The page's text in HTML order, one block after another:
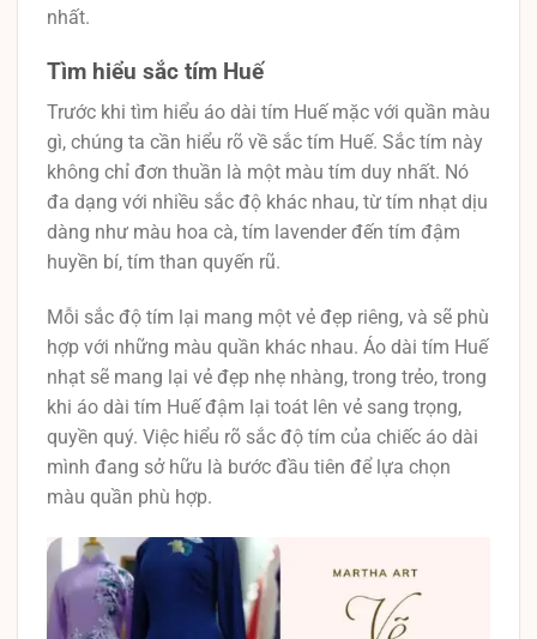
nhất.
Tìm hiểu sắc tím Huế
Trước khi tìm hiểu áo dài tím Huế mặc với quần màu
gì, chúng ta cần hiểu rõ về sắc tím Huế. Sắc tím này
không chỉ đơn thuần là một màu tím duy nhất. Nó
đa dạng với nhiều sắc độ khác nhau, từ tím nhạt dịu
dàng như màu hoa cà, tím lavender đến tím đậm
huyền bí, tím than quyến rũ.
Mỗi sắc độ tím lại mang một vẻ đẹp riêng, và sẽ phù
hợp với những màu quần khác nhau. Áo dài tím Huế
nhạt sẽ mang lại vẻ đẹp nhẹ nhàng, trong trẻo, trong
khi áo dài tím Huế đậm lại toát lên vẻ sang trọng,
quyền quý. Việc hiểu rõ sắc độ tím của chiếc áo dài
mình đang sở hữu là bước đầu tiên để lựa chọn
màu quần phù hợp.